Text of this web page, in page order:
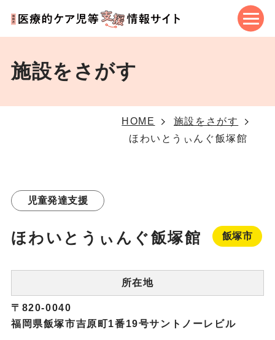
施設をさがす
HOME
施設をさがす
ほわいとうぃんぐ飯塚館
児童発達支援
ほわいとうぃんぐ飯塚館 飯塚市
所在地
〒820-0040
福岡県飯塚市吉原町1番19号サントノーレビル